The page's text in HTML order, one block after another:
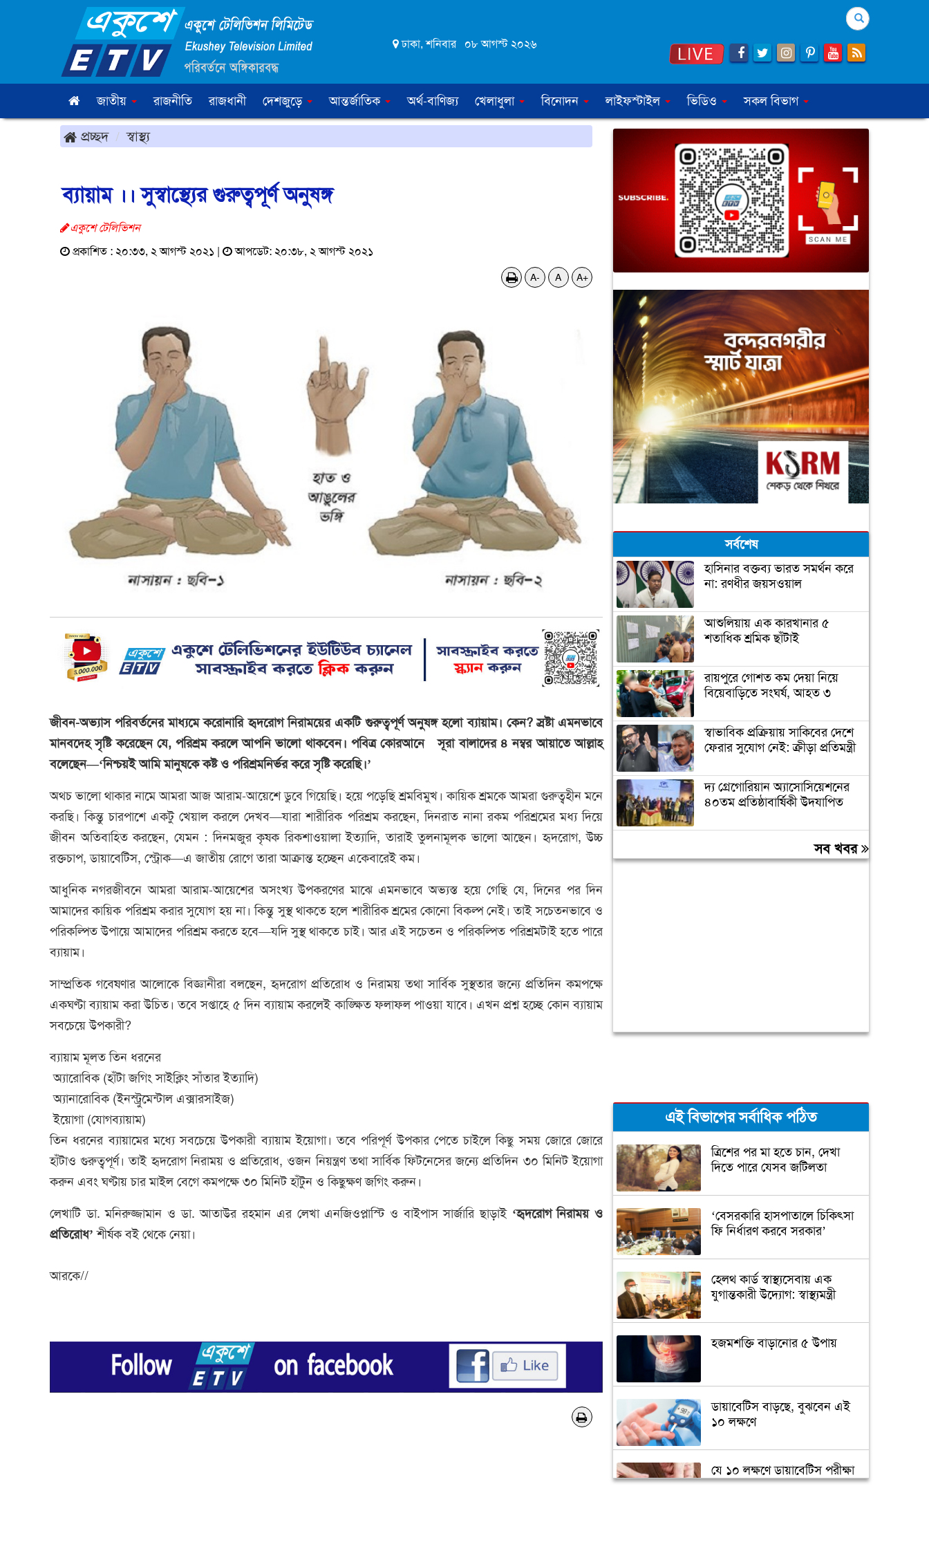
ঢাকা, শনিবার ০৮ আগস্ট ২০২৬
Search
জাতীয় রাজনীতি রাজধানী দেশজুড়ে আন্তর্জাতিক অর্থ-বাণিজ্য খেলাধুলা বিনোদন লাইফস্টাইল ভিডিও সকল বিভাগ
প্রচ্ছদ স্বাস্থ্য
ব্যায়াম ।। সুস্বাস্থ্যের গুরুত্বপূর্ণ অনুষঙ্গ
একুশে টেলিভিশন
প্রকাশিত : ২০:৩৩, ২ আগস্ট ২০২১ |
আপডেট: ২০:৩৮, ২ আগস্ট ২০২১
A- A A+
জীবন-অভ্যাস পরিবর্তনের মাধ্যমে করোনারি হৃদরোগ নিরাময়ের একটি গুরুত্বপূর্ণ অনুষঙ্গ হলো ব্যায়াম। কেন? স্রষ্টা এমনভাবে
মানবদেহ সৃষ্টি করেছেন যে, পরিশ্রম করলে আপনি ভালো থাকবেন। পবিত্র কোরআনে সূরা বালাদের ৪ নম্বর আয়াতে আল্লাহ
বলেছেন—‘নিশ্চয়ই আমি মানুষকে কষ্ট ও পরিশ্রমনির্ভর করে সৃষ্টি করেছি।’
অথচ ভালো থাকার নামে আমরা আজ আরাম-আয়েশে ডুবে গিয়েছি। হয়ে পড়েছি শ্রমবিমুখ। কায়িক শ্রমকে আমরা গুরুত্বহীন মনে
করছি। কিন্তু চারপাশে একটু খেয়াল করলে দেখব—যারা শারীরিক পরিশ্রম করছেন, দিনরাত নানা রকম পরিশ্রমের মধ্য দিয়ে
জীবন অতিবাহিত করছেন, যেমন : দিনমজুর কৃষক রিকশাওয়ালা ইত্যাদি, তারাই তুলনামূলক ভালো আছেন। হৃদরোগ, উচ্চ
রক্তচাপ, ডায়াবেটিস, স্ট্রোক—এ জাতীয় রোগে তারা আক্রান্ত হচ্ছেন একেবারেই কম।
আধুনিক নগরজীবনে আমরা আরাম-আয়েশের অসংখ্য উপকরণের মাঝে এমনভাবে অভ্যস্ত হয়ে গেছি যে, দিনের পর দিন
আমাদের কায়িক পরিশ্রম করার সুযোগ হয় না। কিন্তু সুস্থ থাকতে হলে শারীরিক শ্রমের কোনো বিকল্প নেই। তাই সচেতনভাবে ও
পরিকল্পিত উপায়ে আমাদের পরিশ্রম করতে হবে—যদি সুস্থ থাকতে চাই। আর এই সচেতন ও পরিকল্পিত পরিশ্রমটাই হতে পারে
ব্যায়াম।
সাম্প্রতিক গবেষণার আলোকে বিজ্ঞানীরা বলছেন, হৃদরোগ প্রতিরোধ ও নিরাময় তথা সার্বিক সুস্থতার জন্যে প্রতিদিন কমপক্ষে
একঘণ্টা ব্যায়াম করা উচিত। তবে সপ্তাহে ৫ দিন ব্যায়াম করলেই কাঙ্ক্ষিত ফলাফল পাওয়া যাবে। এখন প্রশ্ন হচ্ছে কোন ব্যায়াম
সবচেয়ে উপকারী?
ব্যায়াম মূলত তিন ধরনের
অ্যারোবিক (হাঁটা জগিং সাইক্লিং সাঁতার ইত্যাদি)
অ্যানারোবিক (ইনস্ট্রুমেন্টাল এক্সারসাইজ)
ইয়োগা (যোগব্যায়াম)
তিন ধরনের ব্যায়ামের মধ্যে সবচেয়ে উপকারী ব্যায়াম ইয়োগা। তবে পরিপূর্ণ উপকার পেতে চাইলে কিছু সময় জোরে জোরে
হাঁটাও গুরুত্বপূর্ণ। তাই হৃদরোগ নিরাময় ও প্রতিরোধ, ওজন নিয়ন্ত্রণ তথা সার্বিক ফিটনেসের জন্যে প্রতিদিন ৩০ মিনিট ইয়োগা
করুন এবং ঘণ্টায় চার মাইল বেগে কমপক্ষে ৩০ মিনিট হাঁটুন ও কিছুক্ষণ জগিং করুন।
লেখাটি ডা. মনিরুজ্জামান ও ডা. আতাউর রহমান এর লেখা এনজিওপ্লাস্টি ও বাইপাস সার্জারি ছাড়াই ‘হৃদরোগ নিরাময় ও
প্রতিরোধ’ শীর্ষক বই থেকে নেয়া।
আরকে//
সর্বশেষ
হাসিনার বক্তব্য ভারত সমর্থন করে
না: রণধীর জয়সওয়াল
আশুলিয়ায় এক কারখানার ৫
শতাধিক শ্রমিক ছাঁটাই
রায়পুরে গোশত কম দেয়া নিয়ে
বিয়েবাড়িতে সংঘর্ষ, আহত ৩
স্বাভাবিক প্রক্রিয়ায় সাকিবের দেশে
ফেরার সুযোগ নেই: ক্রীড়া প্রতিমন্ত্রী
দ্য গ্রেগোরিয়ান অ্যাসোসিয়েশনের
৪০তম প্রতিষ্ঠাবার্ষিকী উদযাপিত
প্রধানমন্ত্রীকে বরণে প্রস্তুত চট্টগ্রাম,
নেতাকর্মীরা উজ্জীবিত
সব খবর
এই বিভাগের সর্বাধিক পঠিত
ত্রিশের পর মা হতে চান, দেখা
দিতে পারে যেসব জটিলতা
‘বেসরকারি হাসপাতালে চিকিৎসা
ফি নির্ধারণ করবে সরকার’
হেলথ কার্ড স্বাস্থ্যসেবায় এক
যুগান্তকারী উদ্যোগ: স্বাস্থ্যমন্ত্রী
হজমশক্তি বাড়ানোর ৫ উপায়
ডায়াবেটিস বাড়ছে, বুঝবেন এই
১০ লক্ষণে
যে ১০ লক্ষণে ডায়াবেটিস পরীক্ষা
জরুরি